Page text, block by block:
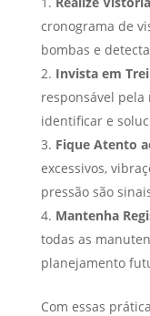
cronograma de
bombas e
Invista em
responsável
identificar e
Fique Atento
excessivos,
pressão são
Mantenha
todas as
planejamento
Com essas